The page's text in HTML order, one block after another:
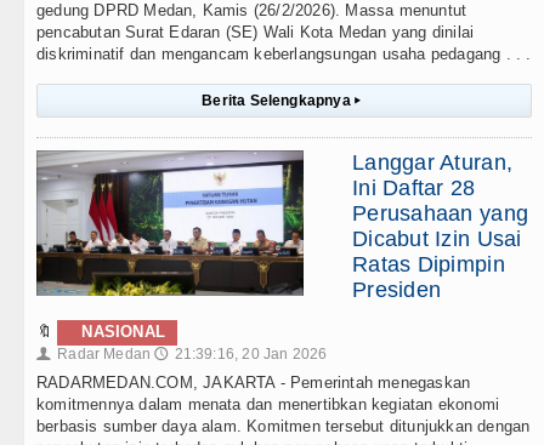
gedung DPRD Medan, Kamis (26/2/2026). Massa menuntut
pencabutan Surat Edaran (SE) Wali Kota Medan yang dinilai
diskriminatif dan mengancam keberlangsungan usaha pedagang . . .
Berita Selengkapnya ▸
Langgar Aturan,
Ini Daftar 28
Perusahaan yang
Dicabut Izin Usai
Ratas Dipimpin
Presiden
🔖 NASIONAL
👤 Radar Medan 🕔 21:39:16, 20 Jan 2026
RADARMEDAN.COM, JAKARTA - Pemerintah menegaskan
komitmennya dalam menata dan menertibkan kegiatan ekonomi
berbasis sumber daya alam. Komitmen tersebut ditunjukkan dengan